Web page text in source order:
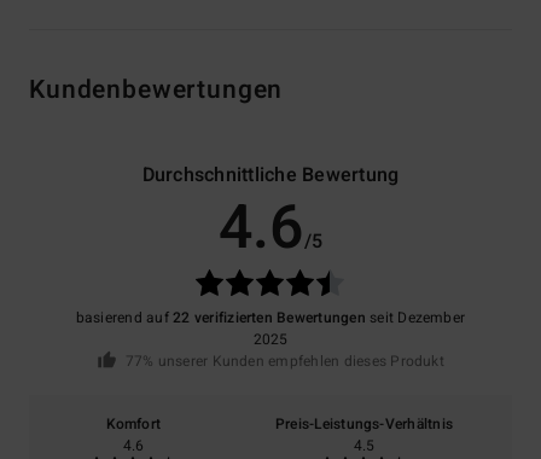
Kundenbewertungen
Durchschnittliche Bewertung
4.6/5
basierend auf22 verifizierten Bewertungen seit Dezember
2025
77% unserer Kunden empfehlen dieses Produkt
Komfort
4.6
Preis-Leistungs-Verhältnis
4.5